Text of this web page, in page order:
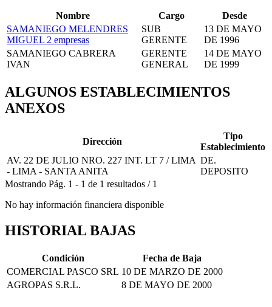
Nombre Cargo
Desde
SAMANIEGO MELENDRES
MIGUEL 2 empresas
SUB
GERENTE
13 DE MAYO
DE 1996
SAMANIEGO CABRERA
IVAN
GERENTE
GENERAL
14 DE MAYO
DE 1999
ALGUNOS ESTABLECIMIENTOS
ANEXOS
Dirección
Tipo
Establecimiento
AV. 22 DE JULIO NRO. 227 INT. LT 7 / LIMA
- LIMA - SANTA ANITA
DE.
DEPOSITO
Mostrando Pág. 1 - 1 de 1 resultados / 1
No hay información financiera disponible
HISTORIAL BAJAS
Condición
Fecha de Baja
COMERCIAL PASCO SRL 10 DE MARZO DE 2000
AGROPAS S.R.L.
8 DE MAYO DE 2000